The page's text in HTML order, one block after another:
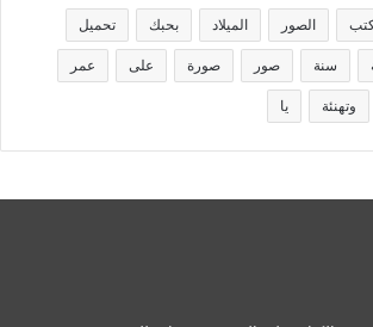
الصور الميلاد بحبك تحميل
سنة صور صورة على عمر
وتهنئة يا